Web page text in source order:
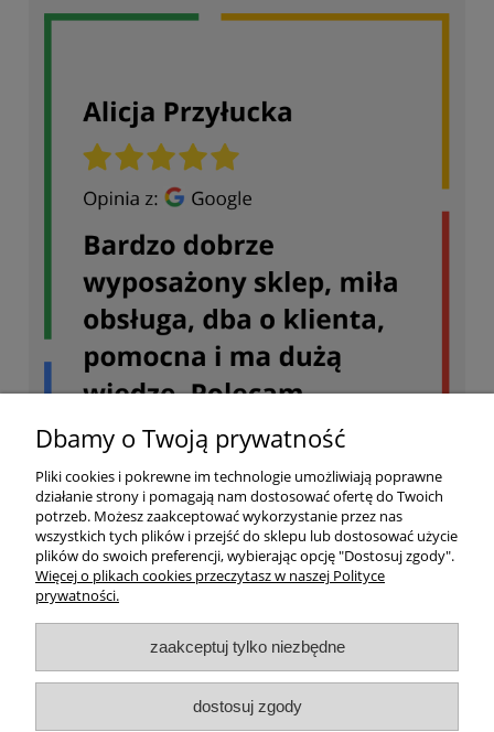
Twoje konto
Dostawa
Dbamy o Twoją prywatność
Pliki cookies i pokrewne im technologie umożliwiają poprawne
działanie strony i pomagają nam dostosować ofertę do Twoich
potrzeb. Możesz zaakceptować wykorzystanie przez nas
wszystkich tych plików i przejść do sklepu lub dostosować użycie
plików do swoich preferencji, wybierając opcję "Dostosuj zgody".
Więcej o plikach cookies przeczytasz w naszej Polityce
prywatności.
zaakceptuj tylko niezbędne
dostosuj zgody